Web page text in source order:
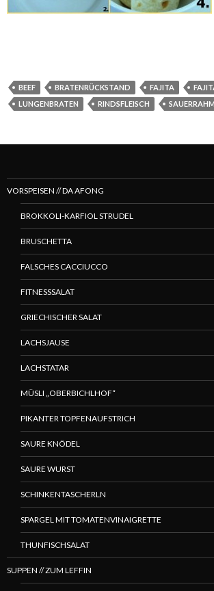
BEEF BRATENRÜCKSTAND FAJITA
LUNGENBRATEN
RINDSFLEISCH SAUERRAHM
VORSPEISEN // DA AFONG
BROKKOLI-KARFIOL STRUDEL
BRUSCHETTA
FALSCHES CACCIUCCO
FITNESSSALAT
GRIECHISCHER SALAT
LACHSJAUSE
LACHSTATAR
MÜSLI „OBERBICHLHOF“
PIKANTER TOPFENAUFSTRICH
SAURE KNÖDEL
SAURE WURST
SCHINKENTASCHERLN
SPARGEL MIT TOMATENVINAIGRETTE
THUNFISCHSALAT
SUPPEN // ZUM LEFFIN